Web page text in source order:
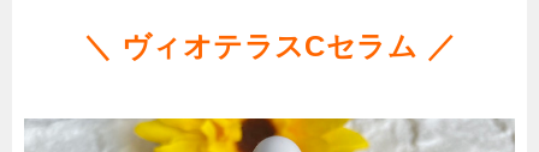
＼ ヴィオテラスCセラム ／